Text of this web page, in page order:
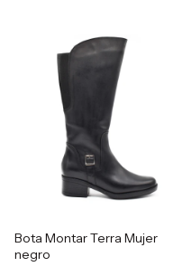
Bota Montar Terra Mujer
negro